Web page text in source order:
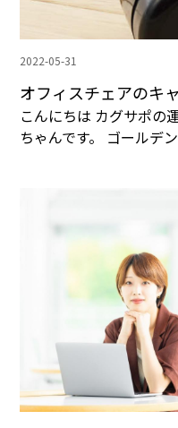
2022-05-31
オフィスチェアのキ
こんにちは カグサポの
ちゃんです。 ゴールデ